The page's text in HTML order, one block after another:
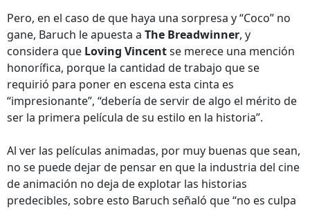
Pero, en el caso de que haya una sorpresa y “Coco” no
gane, Baruch le apuesta a The Breadwinner, y
considera que Loving Vincentse merece una mención
honorífica, porque la cantidad de trabajo que se
requirió para poner en escena esta cinta es
“impresionante”, “debería de servir de algo el mérito de
ser la primera película de su estilo en la historia”.
Al ver las películas animadas, por muy buenas que sean,
no se puede dejar de pensar en que la industria del cine
de animación no deja de explotar las historias
predecibles, sobre esto Baruch señaló que “no es culpa